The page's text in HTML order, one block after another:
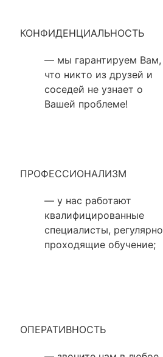
КОНФИДЕНЦИАЛЬНОСТЬ
— мы гарантируем Вам,
что никто из друзей и
соседей не узнает о
Вашей проблеме!
ПРОФЕССИОНАЛИЗМ
— у нас работают
квалифицированные
специалисты, регулярно
проходящие обучение;
ОПЕРАТИВНОСТЬ